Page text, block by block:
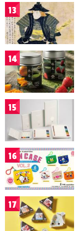
13
14
15
16
17